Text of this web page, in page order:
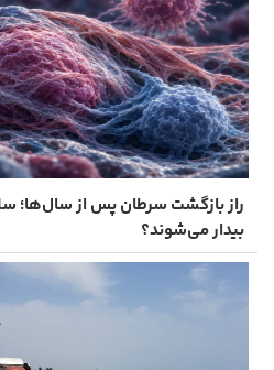
راز بازگشت سرطان پس از سال‌ها؛
بیدار می‌شوند؟